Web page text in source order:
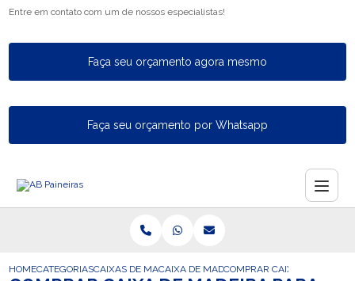
Entre em contato com um de nossos especialistas!
Faça seu orçamento agora mesmo
Faça seu orçamento por Whatsapp
HOMECATEGORIASCAIXAS DE MADEIRA PARA EXPORTACAO
CAIXA DE MADEIRA PARA A EXPORTACAO
COMPRAR CAIXA DE